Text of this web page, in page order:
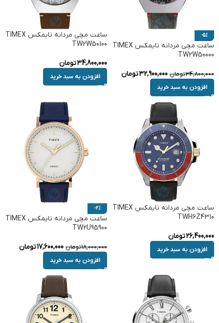
-5%
ساعت مچی مردانه تایمکس TIMEX
TW2W50000
34,800,000تومان 32,900,000تومان
افزودن به سبد خرید
ساعت مچی مردانه تایمکس TIMEX
TW2W50100
34,800,000تومان
افزودن به سبد خرید
ساعت مچی مردانه تایمکس TIMEX
TWH6Z4310
26,400,000تومان
افزودن به سبد خرید
-2%
ساعت مچی مردانه تایمکس TIMEX
TW2U95900
18,000,000تومان 17,600,000تومان
افزودن به سبد خرید